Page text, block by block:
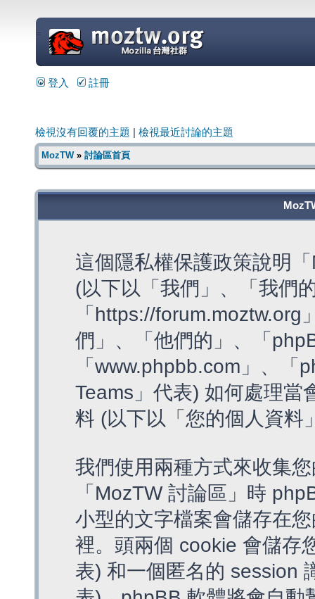
=
登入 註冊
檢視沒有回覆的主題 檢視最近討論的主題
MozTW» 討論區首頁
這個隱私權保護政策說明
(以下以「我們」、「我們
「https://
們」、「他們的」、「
「www.phpbb.com」、
Teams」代表) 如何處理當
料 (以下以「您的個人資料
我們使用兩種方式來收集
「MozTW 討論區」時
小型的文字檔案會儲存在
裡。頭兩個 cookie 會儲存
表) 和一個匿名的 session